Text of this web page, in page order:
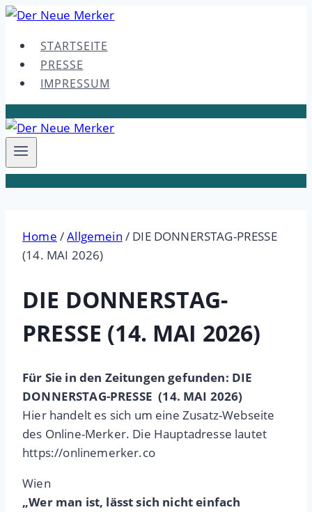
Skip
contentSTARTSEITE
PRESSE
IMPRESSUM
Home /Allgemein / DIE DONNERSTAG-PRESSE
(14. MAI 2026)
DIE DONNERSTAG-
PRESSE (14. MAI 2026)
Für Sie in den Zeitungen gefunden: DIE
DONNERSTAG-PRESSE (14. MAI 2026)
Hier handelt es sich um eine Zusatz-Webseite
des Online-Merker. Die Hauptadresse lautet
https://onlinemerker.co
Wien
„Wer man ist, lässt sich nicht einfach